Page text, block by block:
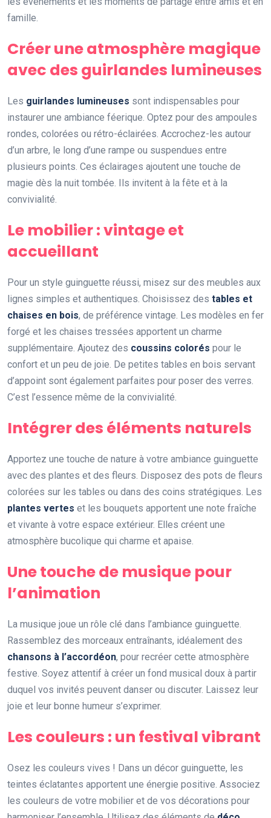
famille.
Créer une atmosphère magique
avec des guirlandes lumineuses
Les guirlandes lumineuses sont indispensables pour
instaurer une ambiance féerique. Optez pour des ampoules
rondes, colorées ou rétro-éclairées. Accrochez-les autour
d’un arbre, le long d’une rampe ou suspendues entre
plusieurs points. Ces éclairages ajoutent une touche de
magie dès la nuit tombée. Ils invitent à la fête et à la
convivialité.
Le mobilier : vintage et
accueillant
Pour un style guinguette réussi, misez sur des meubles aux
lignes simples et authentiques. Choisissez des tables et
chaises en bois, de préférence vintage. Les modèles en fer
forgé et les chaises tressées apportent un charme
supplémentaire. Ajoutez des coussins colorés pour le
confort et un peu de joie. De petites tables en bois servant
d’appoint sont également parfaites pour poser des verres.
C’est l’essence même de la convivialité.
Intégrer des éléments naturels
Apportez une touche de nature à votre ambiance guinguette
avec des plantes et des fleurs. Disposez des pots de fleurs
colorées sur les tables ou dans des coins stratégiques. Les
plantes vertes et les bouquets apportent une note fraîche
et vivante à votre espace extérieur. Elles créent une
atmosphère bucolique qui charme et apaise.
Une touche de musique pour
l’animation
La musique joue un rôle clé dans l’ambiance guinguette.
Rassemblez des morceaux entraînants, idéalement des
chansons à l’accordéon, pour recréer cette atmosphère
festive. Soyez attentif à créer un fond musical doux à partir
duquel vos invités peuvent danser ou discuter. Laissez leur
joie et leur bonne humeur s’exprimer.
Les couleurs : un festival vibrant
Osez les couleurs vives ! Dans un décor guinguette, les
teintes éclatantes apportent une énergie positive. Associez
les couleurs de votre mobilier et de vos décorations pour